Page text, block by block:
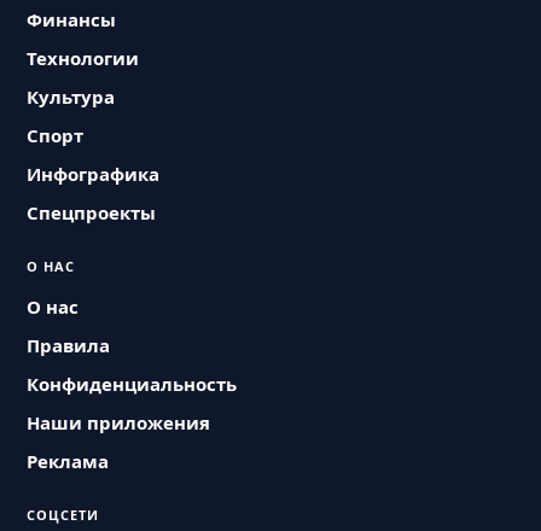
Финансы
Технологии
Культура
Спорт
Инфографика
Спецпроекты
О НАС
О нас
Правила
Конфиденциальность
Наши приложения
Реклама
СОЦСЕТИ